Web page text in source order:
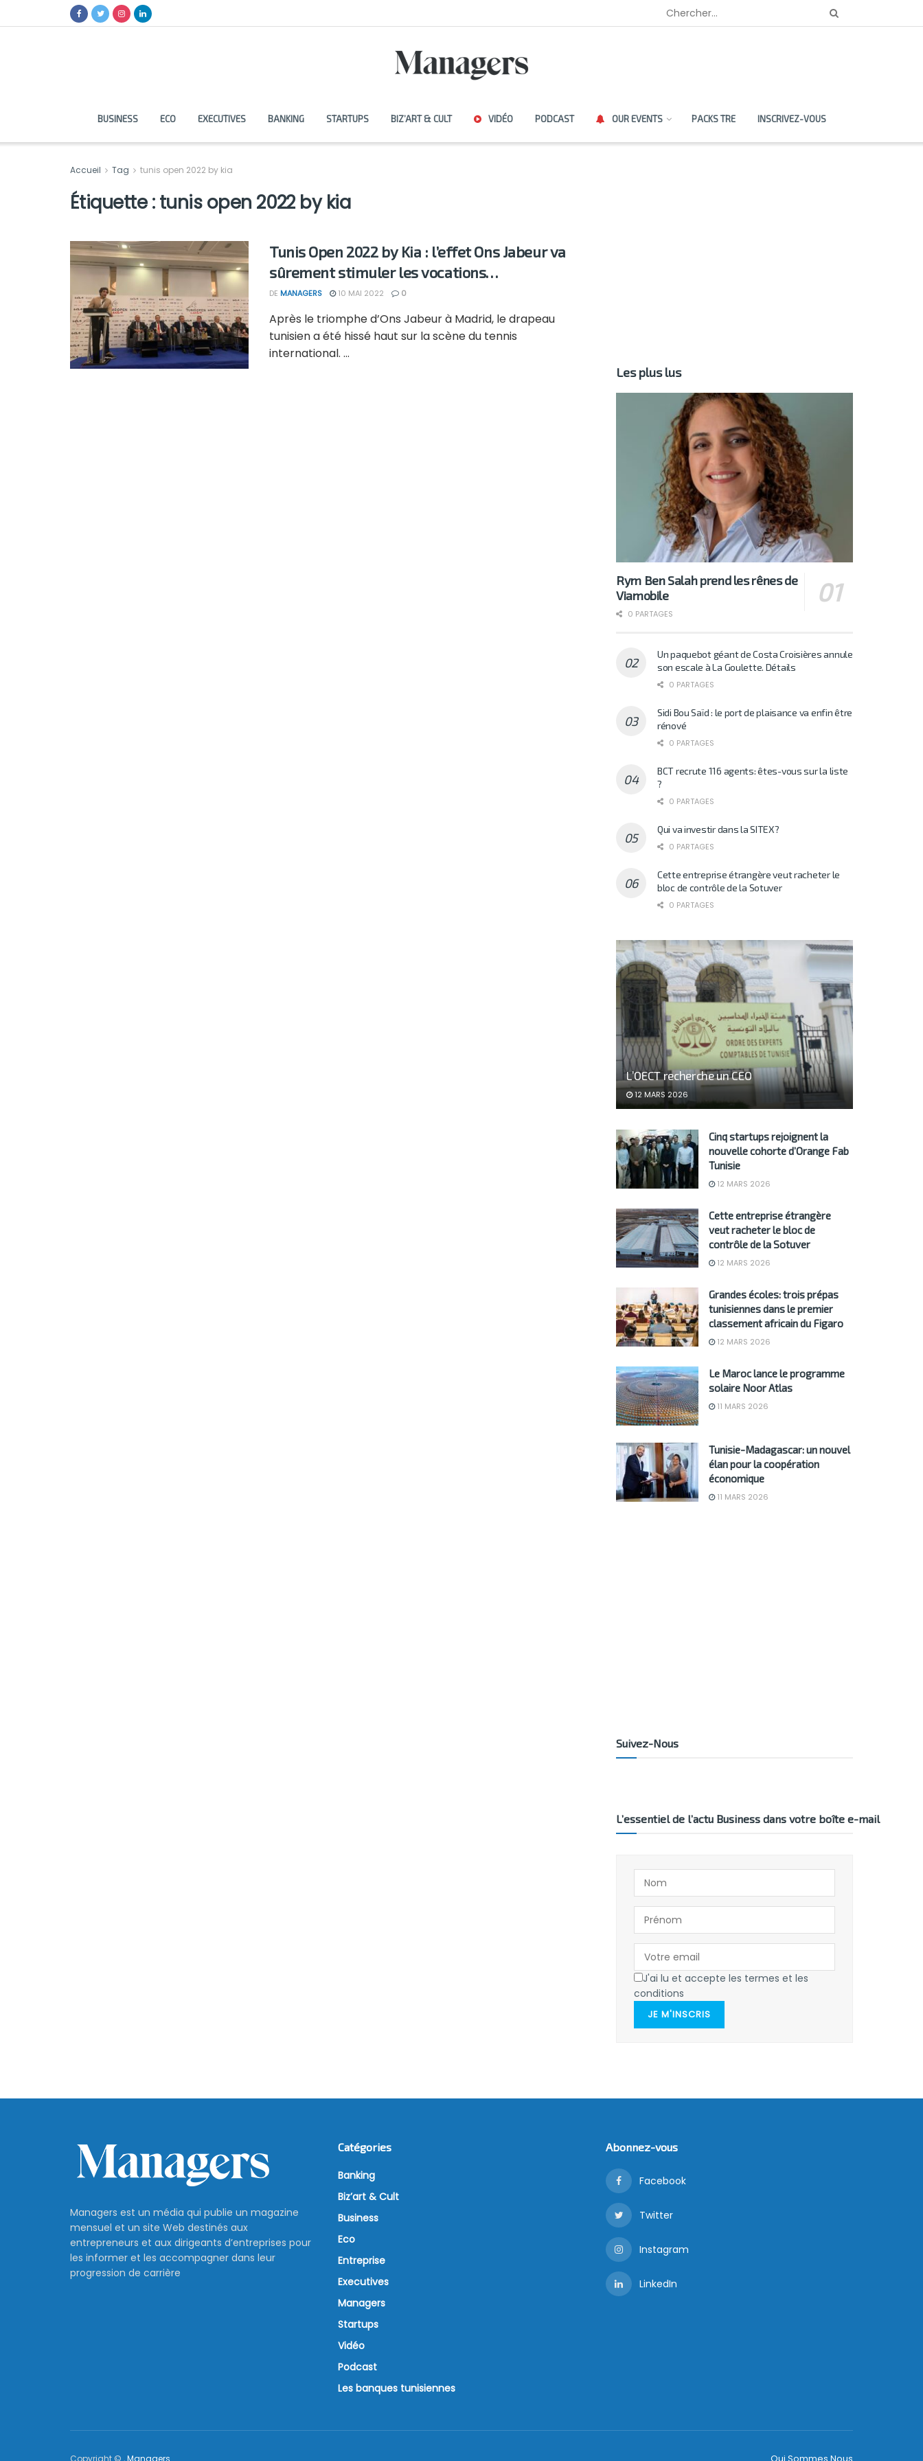
BUSINESS ECO EXECUTIVES BANKING STARTUPS BIZ’ART & CULT VIDÉO PODCAST OUR EVENTS PACKS TRE INSCRIVEZ-VOUS
Accueil Tag tunis open 2022 by kia
Étiquette :tunis open 2022 by kia
Tunis Open 2022 by Kia : l’effet Ons Jabeur va
sûrement stimuler les vocations…
DE MANAGERS 10 MAI 2022 0
Après le triomphe d’Ons Jabeur à Madrid, le drapeau
tunisien a été hissé haut sur la scène du tennis
international. ...
Les plus lus
Rym Ben Salah prend les rênes de
Viamobile
0 PARTAGES
Un paquebot géant de Costa Croisières annule
son escale à La Goulette. Détails
0 PARTAGES
Sidi Bou Saïd : le port de plaisance va enfin être
rénové
0 PARTAGES
BCT recrute 116 agents: êtes-vous sur la liste
?
0 PARTAGES
Qui va investir dans la SITEX?
0 PARTAGES
Cette entreprise étrangère veut racheter le
bloc de contrôle de la Sotuver
0 PARTAGES
L’OECT recherche un CEO
12 MARS 2026
Cinq startups rejoignent la
nouvelle cohorte d’Orange Fab
Tunisie
12 MARS 2026
Cette entreprise étrangère
veut racheter le bloc de
contrôle de la Sotuver
12 MARS 2026
Grandes écoles: trois prépas
tunisiennes dans le premier
classement africain du Figaro
12 MARS 2026
Le Maroc lance le programme
solaire Noor Atlas
11 MARS 2026
Tunisie-Madagascar: un nouvel
élan pour la coopération
économique
11 MARS 2026
Suivez-Nous
L’essentiel de l’actu Business dans votre boîte e-mail
J'ai lu et accepte les termes et les
conditions
JE M'INSCRIS
Managers est un média qui publie un magazine
mensuel et un site Web destinés aux
entrepreneurs et aux dirigeants d’entreprises pour
les informer et les accompagner dans leur
progression de carrière
Catégories
Banking
Biz’art & Cult
Business
Eco
Entreprise
Executives
Managers
Startups
Vidéo
Podcast
Les banques tunisiennes
Abonnez-vous
Facebook
Twitter
Instagram
LinkedIn